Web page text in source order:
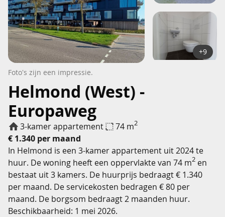
Helmond (West) -
Europaweg
3-kamer appartement 74 m2
€ 1.340 per maand
+9
Foto's zijn een impressie.
In Helmond is een 3-kamer appartement uit 2024 te
huur. De woning heeft een oppervlakte van 74 m2 en
bestaat uit 3 kamers. De huurprijs bedraagt € 1.340
per maand. De servicekosten bedragen € 80 per
maand. De borgsom bedraagt 2 maanden huur.
Beschikbaarheid: 1 mei 2026.